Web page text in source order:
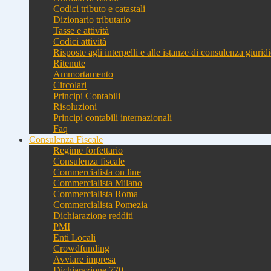
Codici tributo e catastali
Dizionario tributario
Tasse e attività
Codici attività
Risposte agli interpelli e alle istanze di consulenza
Ritenute
Ammortamento
Circolari
Principi Contabili
Risoluzioni
Principi contabili internazionali
Faq
Consulenza Fiscale
Regime forfettario
Consulenza fiscale
Commercialista on line
Commercialista Milano
Commercialista Roma
Commercialista Pomezia
Dichiarazione redditi
PMI
Enti Locali
Crowdfunding
Avviare impresa